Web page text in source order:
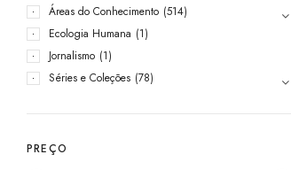
Áreas do Conhecimento (514)
Ecologia Humana (1)
Jornalismo (1)
Séries e Coleções (78)
PREÇO